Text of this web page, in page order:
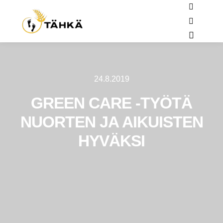
24.8.2019
GREEN CARE -TYÖTÄ
NUORTEN JA AIKUISTEN
HYVÄKSI